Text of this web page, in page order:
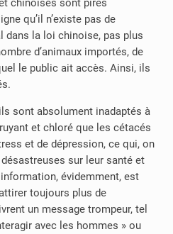
chinoises sont pires
qu’il n’existe pas de
dans la loi chinoise, pas plus
d’animaux importés, de
le public ait accès. Ainsi, ils
sont absolument inadaptés à
et chloré que les cétacés
et de dépression, ce qui, on
sur leur santé et
évidemment, est
toujours plus de
un message trompeur, tel
avec les hommes » ou